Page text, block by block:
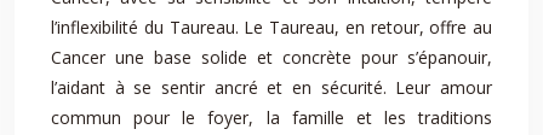
l’inflexibilité du Taureau. Le Taureau, en retour, offre au
Cancer une base solide et concrète pour s’épanouir,
l’aidant à se sentir ancré et en sécurité. Leur amour
commun pour le foyer, la famille et les traditions